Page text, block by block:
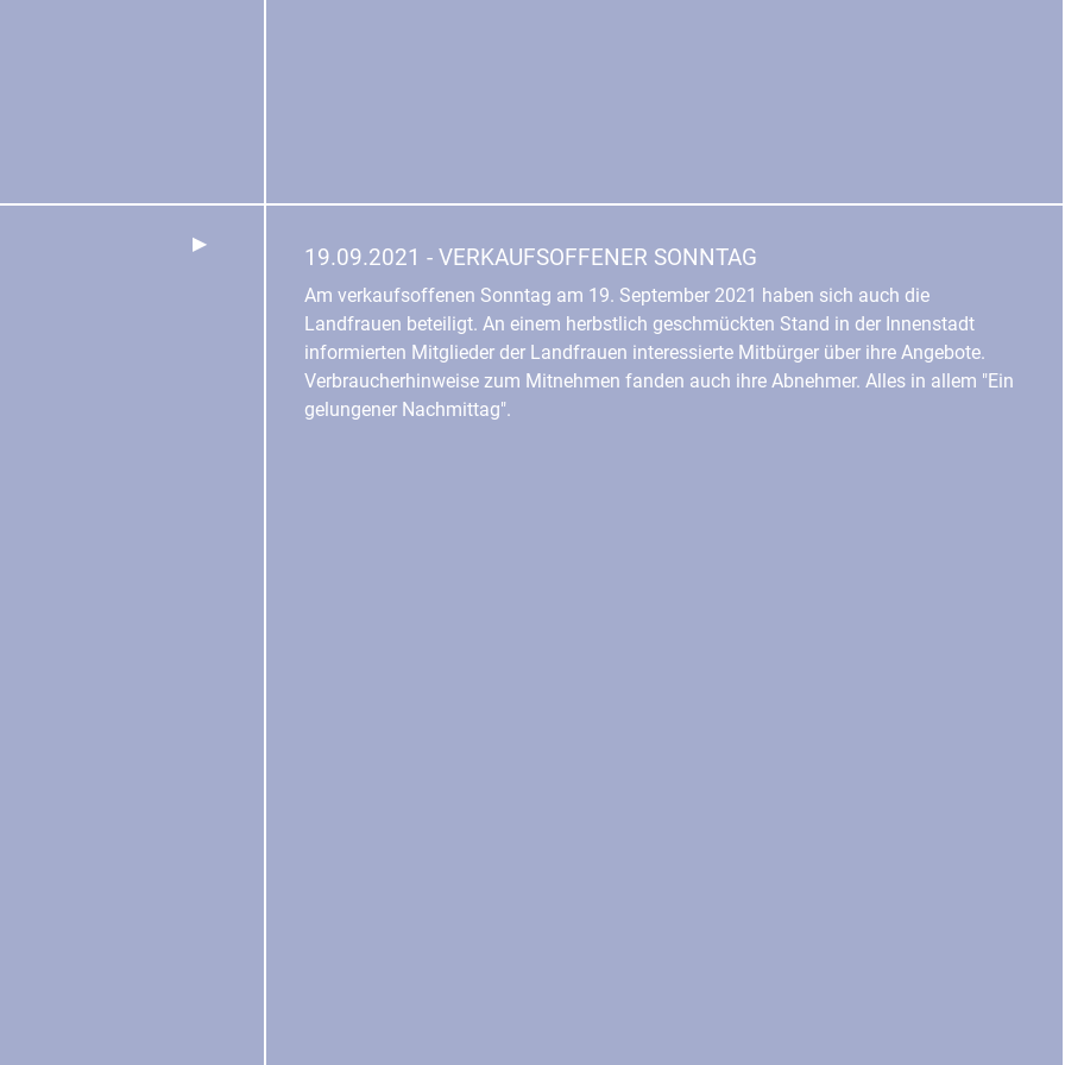
Zurück
▶︎
19.09.2021 - VERKAUFSOFFENER SONNTAG
Am verkaufsoffenen Sonntag am 19. September 2021 haben sich auch die
Landfrauen beteiligt. An einem herbstlich geschmückten Stand in der Innenstadt
informierten Mitglieder der Landfrauen interessierte Mitbürger über ihre Angebote.
Verbraucherhinweise zum Mitnehmen fanden auch ihre Abnehmer. Alles in allem "Ein
gelungener Nachmittag".